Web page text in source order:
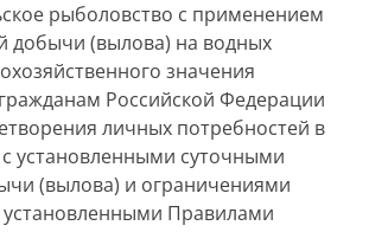
рыболовство с применением
добычи (вылова) на водных
значения
Российской Федерации
личных потребностей в
с установленными суточными
(вылова) и ограничениями
Правилами